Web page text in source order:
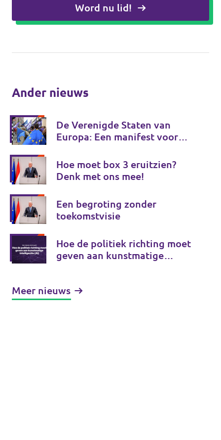
Word nu lid!
Ander nieuws
De Verenigde Staten van
Europa: Een manifest voor
Hoe moet box 3 eruitzien?
Denk met ons mee!
Een begroting zonder
toekomstvisie
Hoe de politiek richting moet
geven aan kunstmatige
Meer nieuws